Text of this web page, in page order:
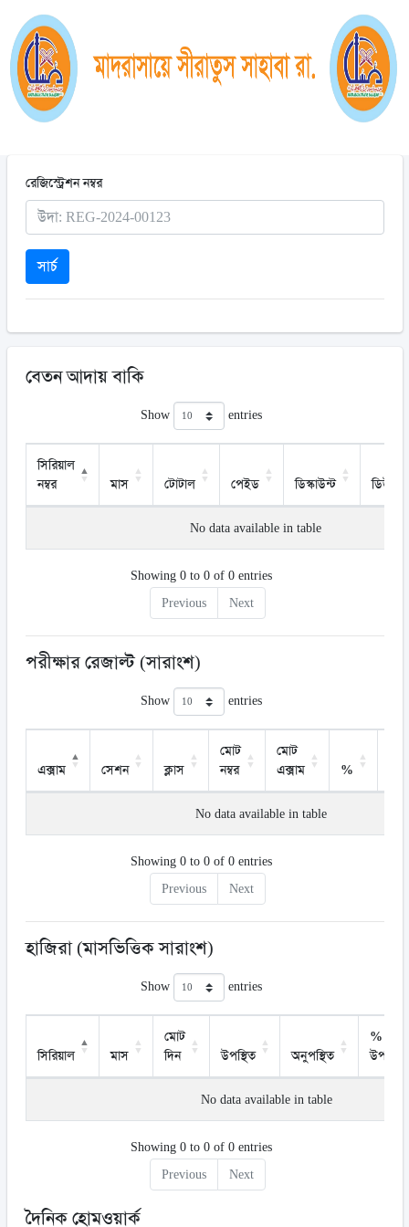
রেজিস্ট্রেশন নম্বর
সার্চ
বেতন আদায় বাকি
Show entries
সিরিয়াল
নম্বর
মাস টোটাল পেইড ডিস্কাউন্ট ডিউ
No data available in table
Showing 0 to 0 of 0 entries
Previous
Next
পরীক্ষার রেজাল্ট (সারাংশ)
Show entries
এক্সাম সেশন ক্লাস
মোট
নম্বর
মোট
এক্সাম
%
No data available in table
Showing 0 to 0 of 0 entries
Previous
Next
হাজিরা (মাসভিত্তিক সারাংশ)
Show entries
সিরিয়াল মাস
মোট
দিন
উপস্থিত অনুপস্থিত
%
উপস্থিত
No data available in table
Showing 0 to 0 of 0 entries
Previous
Next
দৈনিক হোমওয়ার্ক